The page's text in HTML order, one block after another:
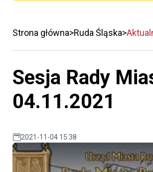
Strona główna Ruda Śląska
Sesja Rady
04.11.2021
2021-11-04 15:38